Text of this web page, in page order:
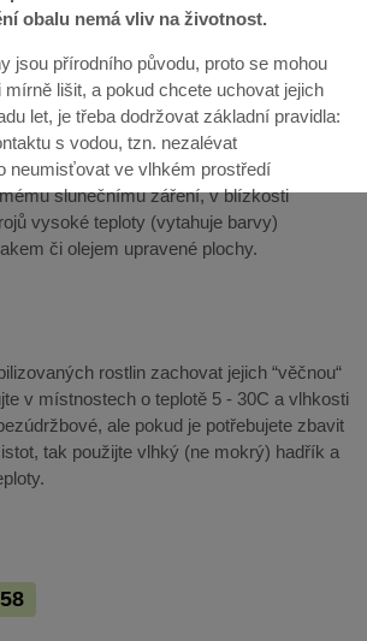
obalu nemá vliv na životnost.
jsou přírodního původu, proto se mohou
lišit, a pokud chcete uchovat jejich
let, je třeba dodržovat základní pravidla:
s vodou, tzn. nezalévat
neumisťovat ve vlhkém prostředí
slunečnímu záření, v blízkosti
vysoké teploty (vytahuje barvy)
či olejem upravené plochy.
rostlin zachovat jejich “věčnou“
v místnostech o teplotě 5 - 30C a vlhkosti
ale pokud je potřebujete zbavit
tak použijte vlhký (ne mokrý) hadřík a
58